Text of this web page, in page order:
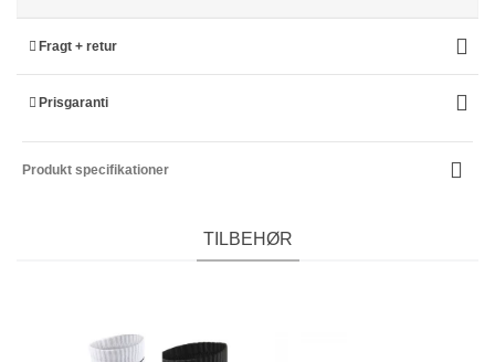
Fragt + retur
Prisgaranti
Produkt specifikationer
TILBEHØR